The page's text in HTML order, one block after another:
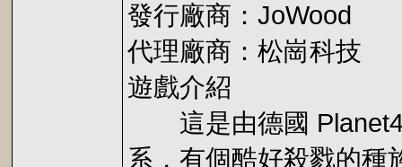
發行廠商：JoWood
代理廠商：松崗科技
遊戲介紹
這是由德國 Planet4
系，有個酷好殺戮的種